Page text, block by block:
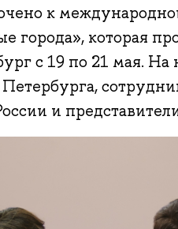
к
города», которая
с 19 по 21 мая.
Петербурга,
и